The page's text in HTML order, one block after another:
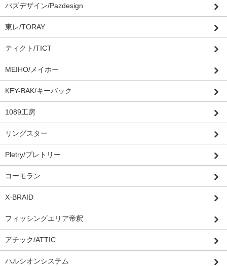
パズデザイン/Pazdesign
東レ/TORAY
ティクト/TICT
MEIHO/メイホー
KEY-BAK/キーバック
1089工房
リングスター
Pletry/プレトリー
コーモラン
X-BRAID
フィッシングエリア帝釈
アチック/ATTIC
ハルシオンシステム